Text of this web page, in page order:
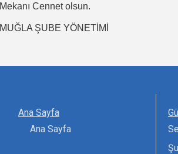
Mekanı Cennet olsun.
MUĞLA ŞUBE YÖNETİMİ
Ana Sayfa
Ana Sayfa